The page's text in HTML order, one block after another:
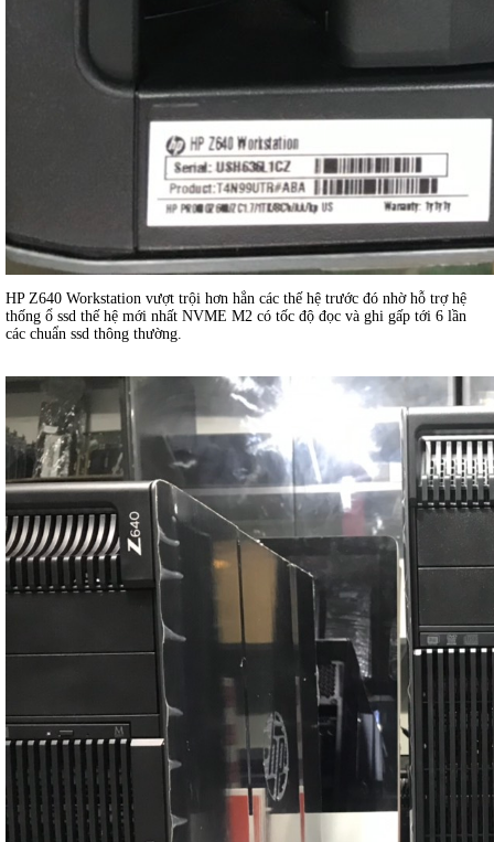
HP Z640 Workstation vượt trội hơn hẳn các thế hệ trước đó nhờ hỗ trợ hệ
thống ổ ssd thế hệ mới nhất NVME M2 có tốc độ đọc và ghi gấp tới 6 lần
các chuẩn ssd thông thường.